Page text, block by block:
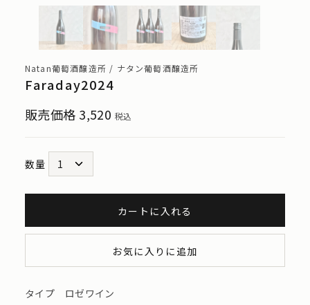
Natan葡萄酒醸造所 / ナタン葡萄酒醸造所
Faraday2024
販売価格 3,520 税込
数量
カートに入れる
お気に入りに追加
タイプ ロゼワイン